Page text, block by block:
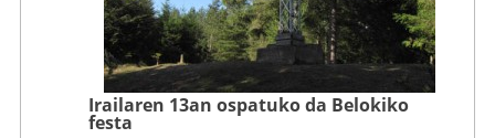
Irailaren 13an ospatuko da Belokiko
festa